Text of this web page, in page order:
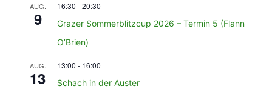
AUG.
9
16:30 -20:30
Grazer Sommerblitzcup 2026 – Termin 5 (Flann
O’Brien)
AUG.
13
13:00 - 16:00
Schach in der Auster